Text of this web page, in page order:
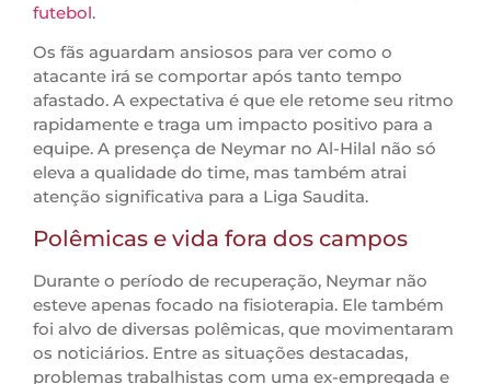
futebol.
Os fãs aguardam ansiosos para ver como o
atacante irá se comportar após tanto tempo
afastado. A expectativa é que ele retome seu ritmo
rapidamente e traga um impacto positivo para a
equipe. A presença de Neymar no Al-Hilal não só
eleva a qualidade do time, mas também atrai
atenção significativa para a Liga Saudita.
Polêmicas e vida fora dos campos
Durante o período de recuperação, Neymar não
esteve apenas focado na fisioterapia. Ele também
foi alvo de diversas polêmicas, que movimentaram
os noticiários. Entre as situações destacadas,
problemas trabalhistas com uma ex-empregada e